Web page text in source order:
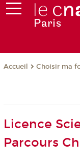
Accueil Choisir ma
Licence
Parcours